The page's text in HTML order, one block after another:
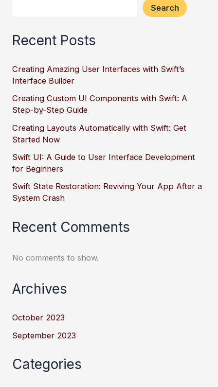
Search
Recent Posts
Creating Amazing User Interfaces with Swift’s
Interface Builder
Creating Custom UI Components with Swift: A
Step-by-Step Guide
Creating Layouts Automatically with Swift: Get
Started Now
Swift UI: A Guide to User Interface Development
for Beginners
Swift State Restoration: Reviving Your App After a
System Crash
Recent Comments
No comments to show.
Archives
October 2023
September 2023
Categories